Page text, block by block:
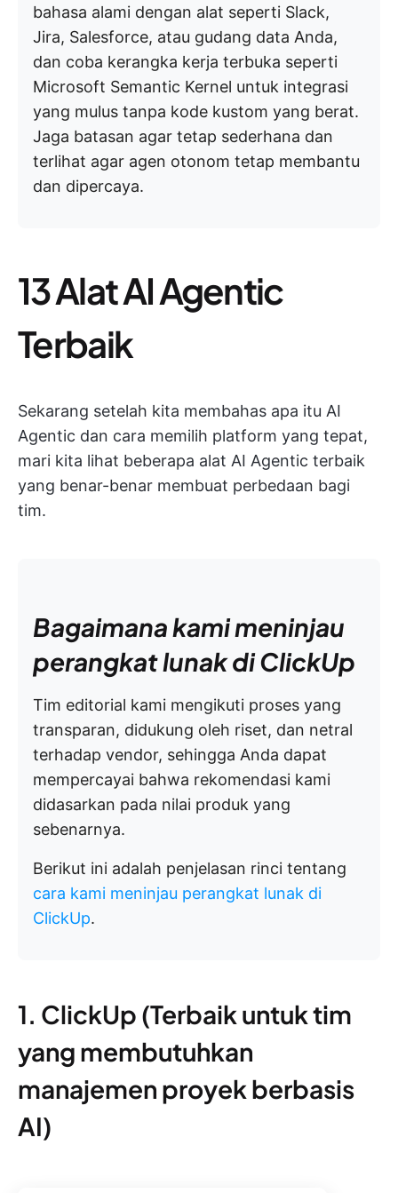
bahasa alami dengan alat seperti Slack,
Jira, Salesforce, atau gudang data Anda,
dan coba kerangka kerja terbuka seperti
Microsoft Semantic Kernel untuk integrasi
yang mulus tanpa kode kustom yang berat.
Jaga batasan agar tetap sederhana dan
terlihat agar agen otonom tetap membantu
dan dipercaya.
13 Alat AI Agentic
Terbaik
Sekarang setelah kita membahas apa itu AI
Agentic dan cara memilih platform yang tepat,
mari kita lihat beberapa alat AI Agentic terbaik
yang benar-benar membuat perbedaan bagi
tim.
Bagaimana kami meninjau
perangkat lunak di ClickUp
Tim editorial kami mengikuti proses yang
transparan, didukung oleh riset, dan netral
terhadap vendor, sehingga Anda dapat
mempercayai bahwa rekomendasi kami
didasarkan pada nilai produk yang
sebenarnya.
Berikut ini adalah penjelasan rinci tentang
cara kami meninjau perangkat lunak di
ClickUp.
1. ClickUp (Terbaik untuk tim
yang membutuhkan
manajemen proyek berbasis
AI)